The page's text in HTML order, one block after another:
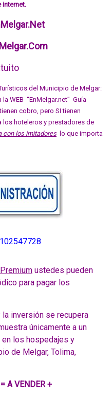
internet.
del Municipio de Melgar:
WEB “EnMelgar.net” Guía
cobro, pero SI tienen
los hoteleros y prestadores de
con los imitadoreslo que importa
ustedes pueden
para pagar los
inversión se recupera
únicamente a un
los hospedajes y
de Melgar, Tolima,
A VENDER +